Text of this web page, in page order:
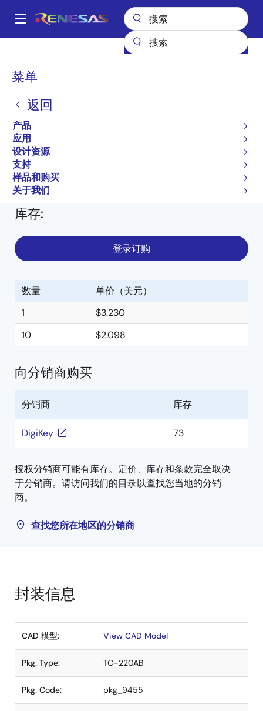
到
Main
菜单
返回
产品
应用
设计资源
支持
样品和购买
关于我们
面
屑
RJH60A83RDPN-E0 RJH60A83RDPN-E0#T2
RJH60A83RDPN-E0#T2
过时
IGBT for Inverter Applications
IGBT Application Note
有关 RJH60A83RDPN-E0 的所有信息
库存:
登录订购
数量
单价（美元）
1
$3.230
10
$2.098
向分销商购买
分销商 库存
DigiKey 73
授权分销商可能有库存。定价、库存和条款完全取决
于分销商。请访问我们的目录以查找您当地的分销
商。
查找您所在地区的分销商
封装信息
CAD 模型: View CAD Model
Pkg. Type: TO-220AB
Pkg. Code: pkg_9455